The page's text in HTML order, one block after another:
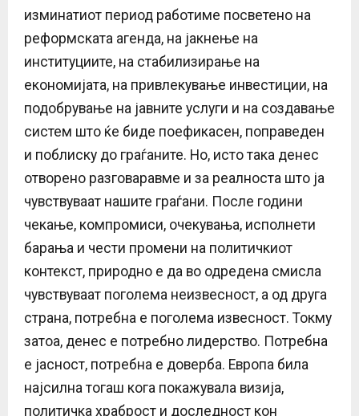
изминатиот период работиме посветено на
реформската агенда, на јакнење на
институциите, на стабилизирање на
економијата, на привлекување инвестиции, на
подобрување на јавните услуги и на создавање
систем што ќе биде поефикасен, поправеден
и поблиску до граѓаните. Но, исто така денес
отворено разговаравме и за реалноста што ја
чувствуваат нашите граѓани. После години
чекање, компромиси, очекувања, исполнети
барања и чести промени на политичкиот
контекст, природно е да во одредена смисла
чувствуваат поголема неизвесност, а од друга
страна, потребна е поголема извесност. Токму
затоа, денес е потребно лидерство. Потребна
е јасност, потребна е доверба. Европа била
најсилна тогаш кога покажувала визија,
политичка храброст и доследност кон